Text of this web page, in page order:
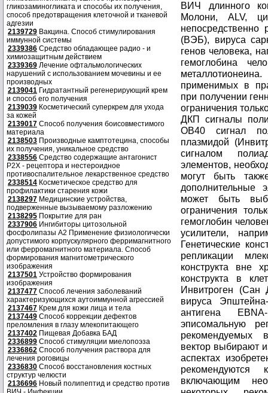
гликозаминогликата и способы их получения,
способ предотвращения клеточной и тканевой
адгезии
2139729 Вакцина. Способ стимулирования
иммунной системы
2339386 Средство обладающее радио - и
химиозащитным действием
2339369 Лечение офтальмологических
нарушений с использованием мочевины и ее
производных
2139041 Гидратантный регенерирующий крем
и способ его получения
2139039 Косметический суперкрем для ухода
за кожей
2139017 Способ получения боисовместимого
материала
2138503 Производные камптотецина, способы
их получения, уникальное средство
2338556 Средство содержащие антагонист
Р2Х - рецептора и нестероидное
противоспалительное лекарственное средство
2338514 Косметическое средство для
профилактики старения кожи
2138297 Медицинские устройства,
подверженные вызываемому разложению
2138295 Покрытие для ран
2337906 Ингибиторы цитозольной
фосфолипазы А2 Применение физиологически
допустимого корпускулярного ферримагнитного
или ферромагнитного материала. Способ
формирования магнитометрического
изображения
2137501 Устройство формирования
изображения
2137477 Способ лечения заболеваний
характеризующихся аутоиммунной агрессией
2137467 Крем для кожи лица и тела
2137449 Способ коррекции дефектов
преломления в глазу млекопитающего
2137402 Пищевая Добавка БАД
2336899 Способ стимуляции миелопоэза
2336862 Способ получения раствора для
лечения роговицы
2336830 Способ восстановления костных
структур челюсти
2136696 Новый полипептид и средство против